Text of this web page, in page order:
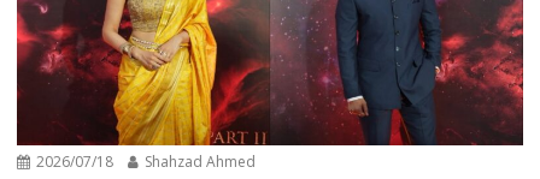
2026/07/18 Shahzad Ahmed